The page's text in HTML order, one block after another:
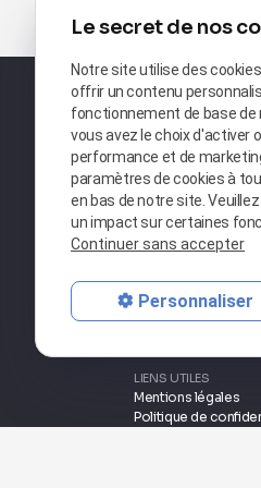
NOUS CONTACTER
NOUS RETROUVER
23 Rue de la
LIENS UTILES
Mentions légales
Politique de
Le secret de nos
Notre site utilise des
offrir un contenu
fonctionnement de base de
vous avez le choix d'activer
performance et de
paramètres de cookies à
en bas de notre site.
un impact sur certaines
Continuer sans accepter
Personnaliser